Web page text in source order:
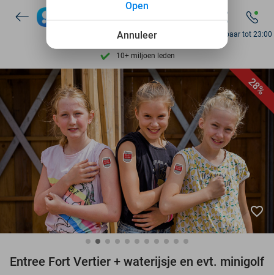
Ontdek 15.000+ deals
7 dagen per week beschikbaar
10+ miljoen leden
op basis van 206.441 reviews
Ontdek 15.000+ deals
7 dagen per week beschikbaar
10+ miljoen leden
Bereikbaar tot 23:00
28%
favorite_border
Entree Fort Vertier + waterijsje en evt. minigolf
Annuleer
Open